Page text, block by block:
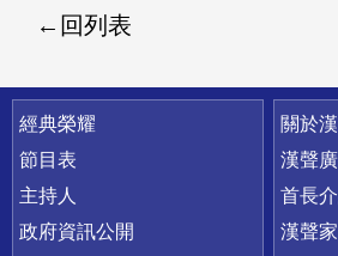
回列表
快速連結
經典榮耀
節目表
主持人
政府資訊公開
關於
漢聲
首長
漢聲